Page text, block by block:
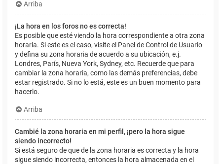
Arriba
¡La hora en los foros no es correcta!
Es posible que esté viendo la hora correspondiente a otra zona
horaria. Si este es el caso, visite el Panel de Control de Usuario
y defina su zona horaria de acuerdo a su ubicación, e.j.
Londres, París, Nueva York, Sydney, etc. Recuerde que para
cambiar la zona horaria, como las demás preferencias, debe
estar registrado. Si no lo está, este es un buen momento para
hacerlo.
Arriba
Cambié la zona horaria en mi perfil, ¡pero la hora sigue
siendo incorrecto!
Si está seguro de que de la zona horaria es correcta y la hora
sigue siendo incorrecta, entonces la hora almacenada en el